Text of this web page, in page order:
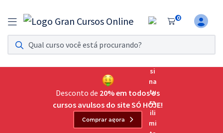
0
Assinatura Ilimitada 11
Acesso a todos os cursos. Teste grátis por 7 dias!
Assinatura OAB Até Passar
Acesso ilimitado a toda preparação para o Exame da
Residências Multiprofissionais
Desconto de 20% em todos os
cursos avulsos do site SÓ HOJE!
Comprar agora